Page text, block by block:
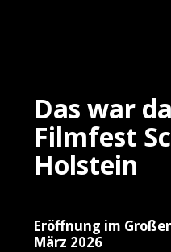
Das war
Filmfest
Holstein
Eröffnung im
März 2026